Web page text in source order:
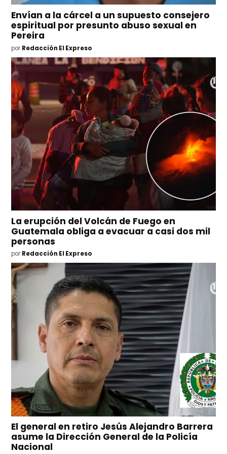
Envían a la cárcel a un supuesto consejero
espiritual por presunto abuso sexual en
Pereira
por Redacción El Expreso
La erupción del Volcán de Fuego en
Guatemala obliga a evacuar a casi dos mil
personas
por Redacción El Expreso
El general en retiro Jesús Alejandro Barrera
asume la Dirección General de la Policía
Nacional